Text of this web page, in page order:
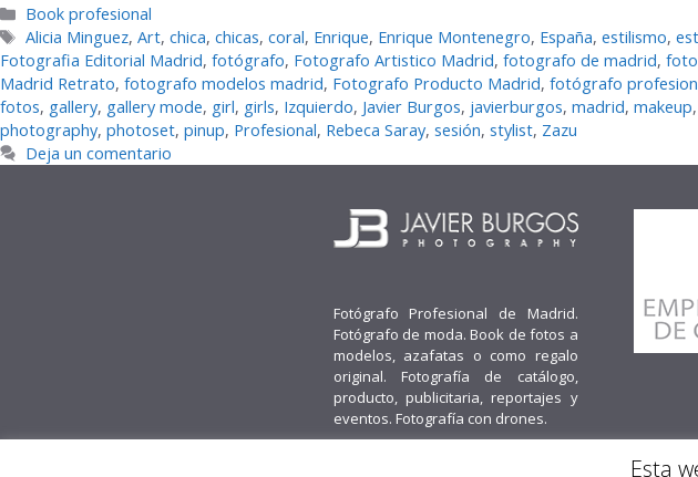
Categorías
Book profesional
Etiquetas
Alicia Minguez,Art,chica,chicas,coral, Enrique, Enrique Montenegro, España,estilismo,
Fotografia Editorial Madrid, fotógrafo, Fotografo Artistico Madrid, fotografo de madrid,
Madrid Retrato, fotografo modelos madrid, Fotografo Producto Madrid, fotógrafo
fotos, gallery, gallery mode, girl, girls, Izquierdo, Javier Burgos, javierburgos, madrid, makeup,
photography, photoset, pinup, Profesional, Rebeca Saray, sesión, stylist, Zazu
Deja un comentario
Fotógrafo Profesional de Madrid.
Fotógrafo de moda. Book de fotos a
modelos, azafatas o como regalo
original. Fotografía de catálogo,
producto, publicitaria, reportajes y
eventos. Fotografía con drones.
Esta